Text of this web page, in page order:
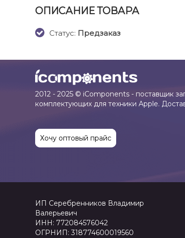
ОПИСАНИЕ ТОВАРА
Cтатус: Предзаказ
2012 - 2025 © iComponents - поставщик
комплектующих для техники Apple.
Хочу оптовый прайс
ИП Серебренников Владимир
Валерьевич
ИНН: 772084576042
ОГРНИП: 318774600019560